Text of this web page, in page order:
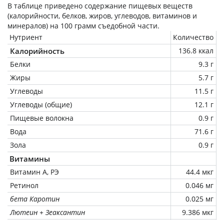
В таблице приведено содержание пищевых веществ
(калорийности, белков, жиров, углеводов, витаминов и
минералов) на 100 грамм съедобной части.
Нутриент
Количество
Калорийность
136.8 ккал
Белки
9.3 г
Жиры
5.7 г
Углеводы
11.5 г
Углеводы (общие)
12.1 г
Пищевые волокна
0.9 г
Вода
71.6 г
Зола
0.9 г
Витамины
Витамин А, РЭ
44.4 мкг
Ретинол
0.046 мг
бета Каротин
0.025 мг
Лютеин + Зеаксантин
9.386 мкг